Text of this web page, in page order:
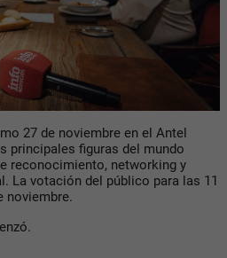
27 de noviembre en el Antel
principales figuras del mundo
reconocimiento, networking y
La votación del público para las 11
noviembre.